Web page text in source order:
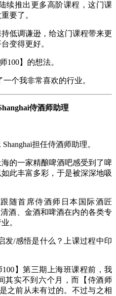
续推出更多高阶课程，这门课
要了。
低调谦逊，给这门课程带来更
变得更好。
100】的想法。
个我非常喜欢的行业。
侍酒师助理
担任侍酒师助理。
的一家精酿啤酒吧感受到了啤
此丰富多彩，于是被深深地吸
跟随首席侍酒师日本国际酒匠
酒、金酒和啤酒在内的各类专
。
发/感悟是什么？上课过程中印
】第三期上海班课程前，我
其实不到六个月，而【侍酒师
之前从未有过的。不过与之相